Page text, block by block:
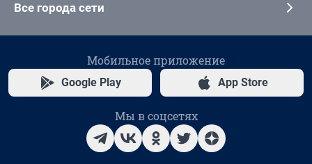
Все города сети
Мобильное приложение
Google Play App Store
Мы в соцсетях